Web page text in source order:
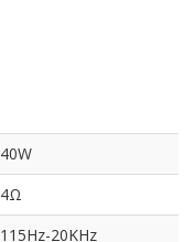
40W
4Ω
115Hz-20KHz